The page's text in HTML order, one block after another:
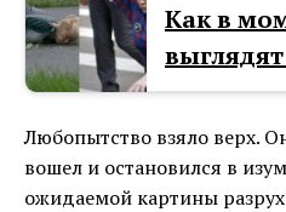
Как в
Любопытство взяло верх.
вошел и остановился в
ожидаемой картины